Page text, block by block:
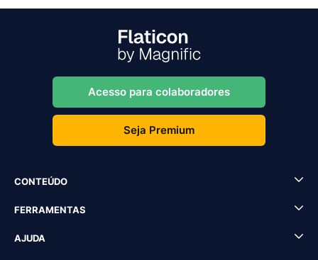
Acesso para colaboradores
Seja Premium
CONTEÚDO
FERRAMENTAS
AJUDA